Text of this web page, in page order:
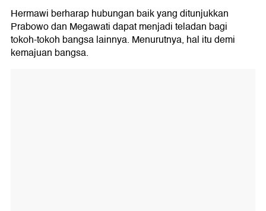
Hermawi berharap hubungan baik yang ditunjukkan
Prabowo dan Megawati dapat menjadi teladan bagi
tokoh-tokoh bangsa lainnya. Menurutnya, hal itu demi
kemajuan bangsa.